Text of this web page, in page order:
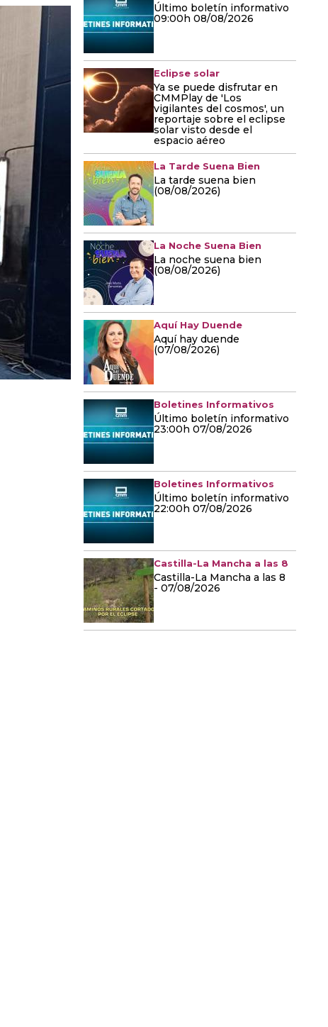
Último boletín informativo
09:00h 08/08/2026
Eclipse solar
Ya se puede disfrutar en
CMMPlay de 'Los
vigilantes del cosmos', un
reportaje sobre el eclipse
solar visto desde el
espacio aéreo
La Tarde Suena Bien
La tarde suena bien
(08/08/2026)
La Noche Suena Bien
La noche suena bien
(08/08/2026)
Aquí Hay Duende
Aquí hay duende
(07/08/2026)
Boletines Informativos
Último boletín informativo
23:00h 07/08/2026
Boletines Informativos
Último boletín informativo
22:00h 07/08/2026
Castilla-La Mancha a las 8
Castilla-La Mancha a las 8
- 07/08/2026